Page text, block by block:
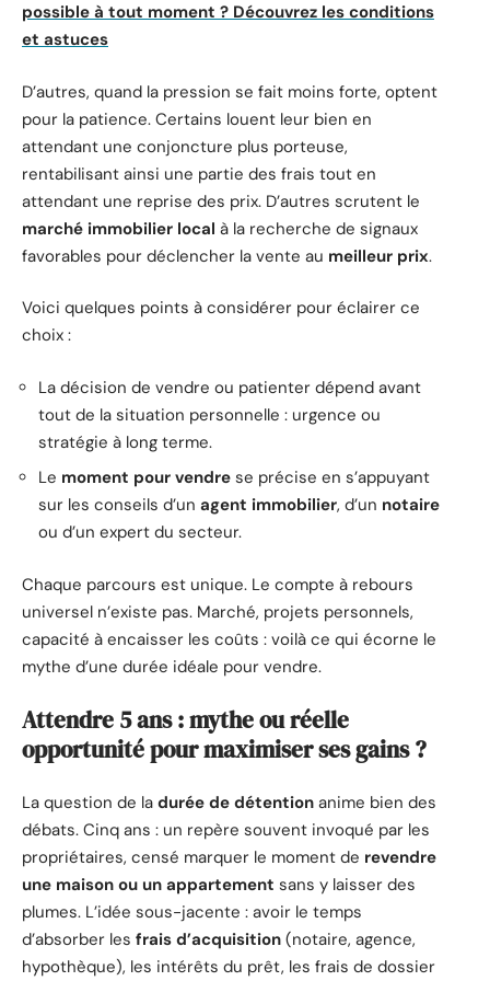
possible à tout moment ? Découvrez les conditions
et astuces
D’autres, quand la pression se fait moins forte, optent
pour la patience. Certains louent leur bien en
attendant une conjoncture plus porteuse,
rentabilisant ainsi une partie des frais tout en
attendant une reprise des prix. D’autres scrutent le
marché immobilier local à la recherche de signaux
favorables pour déclencher la vente au meilleur prix.
Voici quelques points à considérer pour éclairer ce
choix :
La décision de vendre ou patienter dépend avant
tout de la situation personnelle : urgence ou
stratégie à long terme.
Le moment pour vendre se précise en s’appuyant
sur les conseils d’un agent immobilier, d’un notaire
ou d’un expert du secteur.
Chaque parcours est unique. Le compte à rebours
universel n’existe pas. Marché, projets personnels,
capacité à encaisser les coûts : voilà ce qui écorne le
mythe d’une durée idéale pour vendre.
Attendre 5 ans : mythe ou réelle
opportunité pour maximiser ses gains ?
La question de la durée de détention anime bien des
débats. Cinq ans : un repère souvent invoqué par les
propriétaires, censé marquer le moment de revendre
une maison ou un appartement sans y laisser des
plumes. L’idée sous-jacente : avoir le temps
d’absorber les frais d’acquisition (notaire, agence,
hypothèque), les intérêts du prêt, les frais de dossier